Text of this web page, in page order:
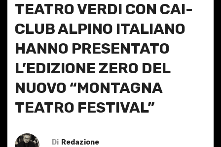
TEATRO VERDI CON CAI-
CLUB ALPINO ITALIANO
HANNO PRESENTATO
L’EDIZIONE ZERO DEL
NUOVO “MONTAGNA
TEATRO FESTIVAL”
Di Redazione